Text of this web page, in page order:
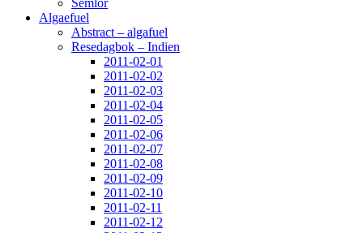
Algaefuel
Abstract – algafuel
Resedagbok – Indien
2011-02-01
2011-02-02
2011-02-03
2011-02-04
2011-02-05
2011-02-06
2011-02-07
2011-02-08
2011-02-09
2011-02-10
2011-02-11
2011-02-12